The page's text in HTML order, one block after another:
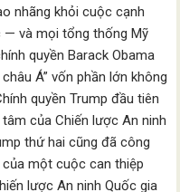
nhãng khỏi cuộc cạnh
— và mọi tổng thống Mỹ
quyền Barack Obama
Á” vốn phần lớn không
quyền Trump đầu tiên
của Chiến lược An ninh
thứ hai cũng đã công
một cuộc can thiệp
lược An ninh Quốc gia